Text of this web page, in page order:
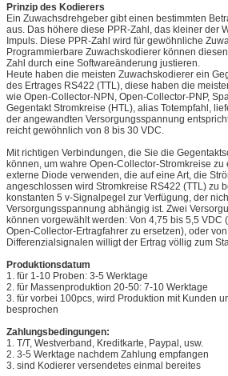
Bescheinigung
CER
Prinzip des Kodierers
Ein Zuwachsdrehgeber gibt einen bestimmten
aus. Das höhere diese PPR-Zahl, das kleiner der
Impuls. Diese PPR-Zahl wird für gewöhnliche
Programmierbare Zuwachskodierer können
Zahl durch eine Softwareänderung justieren.
Heute haben die meisten Zuwachskodierer ein
des Ertrages RS422 (TTL), diese haben die
wie Open-Collector-NPN, Open-Collector-PNP,
Gegentakt Stromkreise (HTL), alias Totempfahl,
der angewandten Versorgungsspannung
reicht gewöhnlich von 8 bis 30 VDC.
Mit richtigen Verbindungen, die Sie die
können, um wahre Open-Collector-Stromkreise zu
externe Diode verwenden, die auf eine Art, die
angeschlossen wird Stromkreise RS422 (TTL) zu
konstanten 5 v-Signalpegel zur Verfügung, der
Versorgungsspannung abhängig ist. Zwei
können vorgewählt werden: Von 4,75 bis 5,5 VDC
Open-Collector-Ertragfahrer zu ersetzen), oder
Differenzialsignalen willigt der Ertrag völlig zum
Produktionsdatum
1. für 1-10 Proben: 3-5 Werktage
2. für Massenproduktion 20-50: 7-10 Werktage
3. für vorbei 100pcs, wird Produktion mit Kunden
besprochen
Zahlungsbedingungen:
1. T/T, Westverband, Kreditkarte, Paypal, usw.
2. 3-5 Werktage nachdem Zahlung empfangen
3. sind Kodierer versendetes einmal bereites